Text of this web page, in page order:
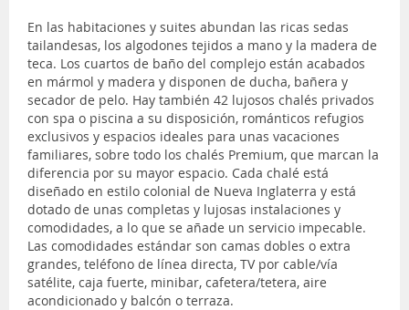
En las habitaciones y suites abundan las ricas sedas
tailandesas, los algodones tejidos a mano y la madera de
teca. Los cuartos de baño del complejo están acabados
en mármol y madera y disponen de ducha, bañera y
secador de pelo. Hay también 42 lujosos chalés privados
con spa o piscina a su disposición, románticos refugios
exclusivos y espacios ideales para unas vacaciones
familiares, sobre todo los chalés Premium, que marcan la
diferencia por su mayor espacio. Cada chalé está
diseñado en estilo colonial de Nueva Inglaterra y está
dotado de unas completas y lujosas instalaciones y
comodidades, a lo que se añade un servicio impecable.
Las comodidades estándar son camas dobles o extra
grandes, teléfono de línea directa, TV por cable/vía
satélite, caja fuerte, minibar, cafetera/tetera, aire
acondicionado y balcón o terraza.